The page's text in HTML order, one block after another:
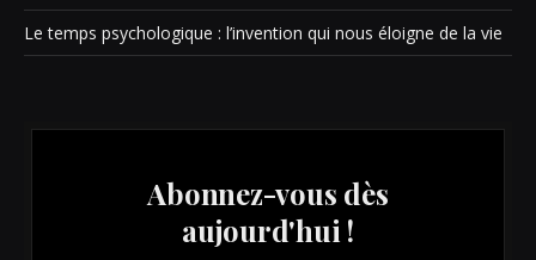
Le temps psychologique : l’invention qui nous éloigne de la vie
Abonnez-vous dès
aujourd'hui !